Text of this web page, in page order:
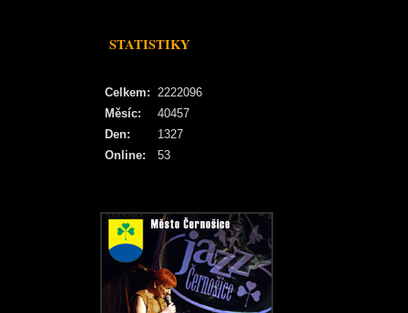
STATISTIKY
Online: 53
Celkem: 2222096
Měsíc:
40457
Den:
1327